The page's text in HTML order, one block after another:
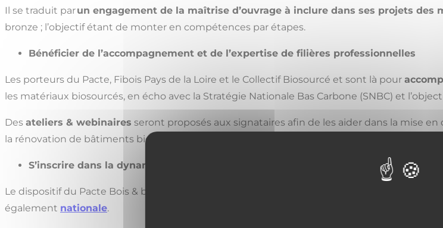
Il se traduit parun engagement de la maîtrise d’ouvrage à inclure dans ses projets des
bronze ; l’objectif étant de monter en compétences par étapes.
Bénéficier de l’accompagnement et de l’expertise de filières professionnelles
Les porteurs du Pacte, Fibois Pays de la Loire et le Collectif Biosourcé et sont là pour
les matériaux biosourcés, en écho avec la Stratégie Nationale Bas Carbone (SNBC) et
Des ateliers & webinaires seront proposés aux signataires afin de les aider dans la mise
la rénovation de bâtiments biosourcés sur le territoire breton.
S’inscrire dans la dynamique d’une communauté
Le dispositif du Pacte Bois & biosourcés a été initié en 2020 par Fibois Île-de-France. Les
également nationale.